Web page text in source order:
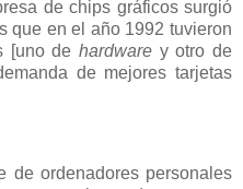
de chips gráficos surgió
que en el año 1992 tuvieron
[uno de hardware y otro de
de mejores tarjetas
de ordenadores personales